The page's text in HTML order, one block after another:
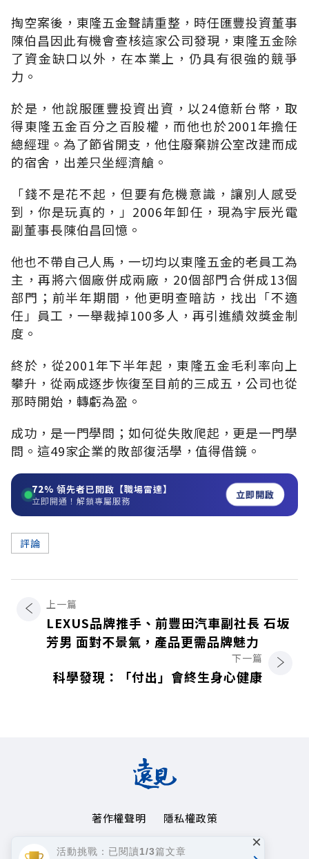
掏空案後，東隆五金聲請重整，時任匯豐投資董事
陳伯昌因此有機會查核這家公司發現，東隆五金除
了資金缺口以外，在本業上，仍具有很強的競爭
力。
於是，他說服匯豐投資出資，以24億新台幣，取
得東隆五金百分之百股權，而他也於2001年擔任
總經理。為了節省開支，他住廢棄辦公室改建而成
的宿舍，出差只坐經濟艙。
「錢不是花不起，但要有危機意識，讓別人感受
到，你是玩真的，」2006年卸任，現為宇辰光電
副董事長陳伯昌回憶。
他也不帶自己人馬，一切均以東隆五金的老員工為
主，再將六個廠併成兩廠，20個部門合併成13個
部門；前半年期間，他更明查暗訪，找出「不適
任」員工，一舉裁掉100多人，再引進績效獎金制
度。
終於，從2001年下半年起，東隆五金毛利率向上
攀升，從兩成逐步恢復至目前的三成五，公司也從
那時開始，轉虧為盈。
成功，是一門學問；如何從失敗爬起，更是一門學
問。這49家企業的敗部復活學，值得借鏡。
72% 領先者已開啟【職場雷達】
立即開通！解鎖專屬服務 立即開啟
評論
上一篇
LEXUS品牌推手、前豐田汽車副社長 石坂
芳男 面對不景氣，產品更需品牌魅力
下一篇
科學發現：「付出」會終生身心健康
著作權聲明
隱私權政策
Copyright© 1999~2026
活動挑戰：已閱讀1/3篇文章 ×